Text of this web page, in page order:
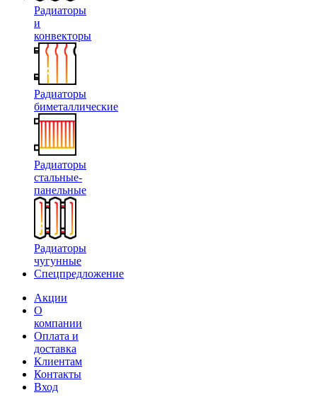
Радиаторы
и
конвекторы
Радиаторы
биметаллические
Радиаторы
стальные-
панельные
Радиаторы
чугунные
Спецпредложение
Акции
О
компании
Оплата и
доставка
Клиентам
Контакты
Вход